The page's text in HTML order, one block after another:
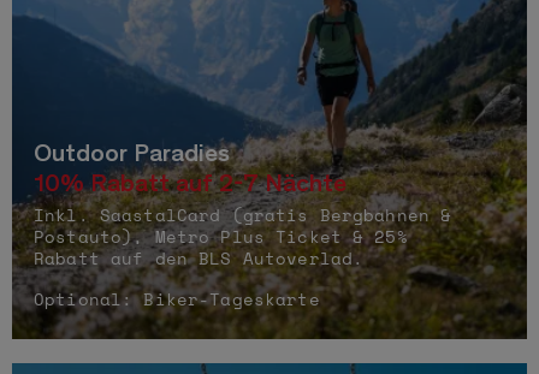
Outdoor Paradies
10% Rabatt auf 2-7 Nächte
Inkl. SaastalCard (gratis Bergbahnen &
Postauto), Metro Plus Ticket & 25%
Rabatt auf den BLS Autoverlad.
Optional: Biker-Tageskarte